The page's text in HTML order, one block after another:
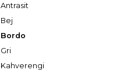
Antrasit
Bej
Bordo
Gri
Kahverengi